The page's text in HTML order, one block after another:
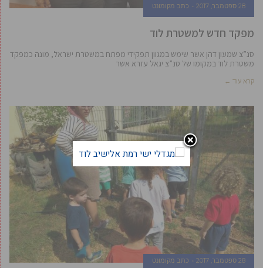
28 ספטמבר, 2017 כתב מקומונט
מפקד חדש למשטרת לוד
סנ”צ שמעון דהן אשר שימש במגוון תפקידי מפתח במשטרת ישראל, מונה כמפקד
משטרת לוד במקומו של סנ”צ יגאל עזרא אשר
קרא עוד ←
28 ספטמבר, 2017 כתב מקומונט